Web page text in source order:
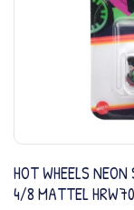
HOT WHEELS
4/8 MATTEL HRW70